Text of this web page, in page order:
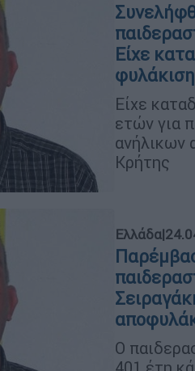
Είχε
Είχε
ετών για
ανήλικων
Κρήτης
Ελλάδα|
Ο
401 έτη